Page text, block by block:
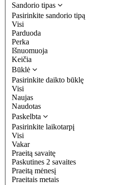
Sandorio tipas
Pasirinkite sandorio tipą
Visi
Parduoda
Perka
Išnuomuoja
Keičia
Būklė
Pasirinkite daikto būklę
Visi
Naujas
Naudotas
Paskelbta
Pasirinkite laikotarpį
Visi
Vakar
Praeitą savaitę
Paskutines 2 savaites
Praeitą mėnesį
Praeitais metais